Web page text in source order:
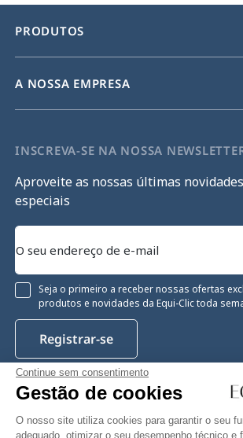
Continue sem consentimento
Gestão de cookies
O nosso site utiliza cookies para garantir o seu
adequado, otimizar o seu desempenho técnico e
PRODUTOS
A NOSSA EMPRESA
INSCREVA-SE NA NOSSA
Aproveite as nossas últimas
especiais
Seja o primeiro a receber nossas ofertas
produtos e novidades da Equi-Clic toda
Registrar-se
FacebookPinterest
Instagram